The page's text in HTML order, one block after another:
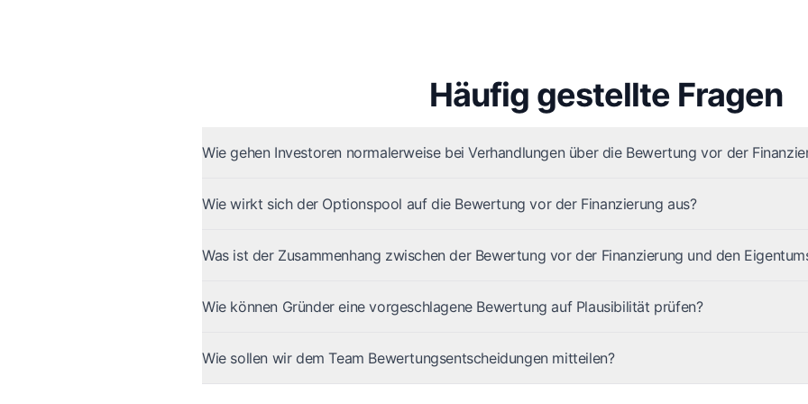
Häufig gestellte Fragen
Wie gehen Investoren normalerweise bei Verhandlungen über die Bewertung vor der
Wie wirkt sich der Optionspool auf die Bewertung vor der Finanzierung aus?
Was ist der Zusammenhang zwischen der Bewertung vor der Finanzierung und den
Wie können Gründer eine vorgeschlagene Bewertung auf Plausibilität prüfen?
Wie sollen wir dem Team Bewertungsentscheidungen mitteilen?